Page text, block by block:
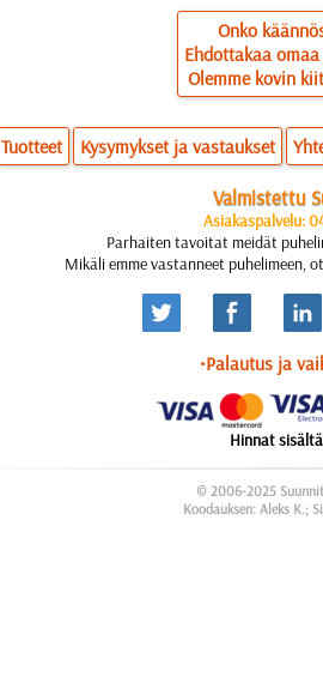
Onko
Ehdottakaa
Olemme kovin
Tuotteet Kysymykset ja vastaukset
Valmistettu
Asiakaspalvelu:
Parhaiten tavoitat meidät
Mikäli emme vastanneet puhelimeen,
•Palautus ja
Hinnat
© 2006-2025
Koodauksen: Aleks K.;